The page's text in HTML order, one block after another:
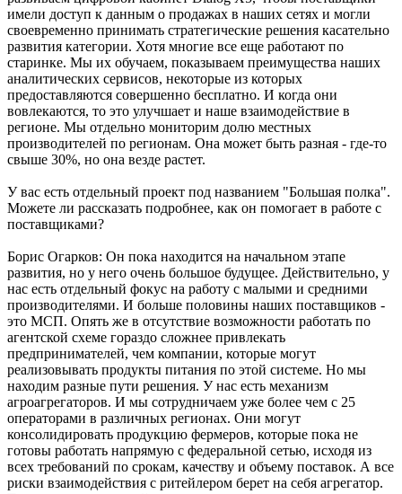
имели доступ к данным о продажах в наших сетях и могли
своевременно принимать стратегические решения касательно
развития категории. Хотя многие все еще работают по
старинке. Мы их обучаем, показываем преимущества наших
аналитических сервисов, некоторые из которых
предоставляются совершенно бесплатно. И когда они
вовлекаются, то это улучшает и наше взаимодействие в
регионе. Мы отдельно мониторим долю местных
производителей по регионам. Она может быть разная - где-то
свыше 30%, но она везде растет.
У вас есть отдельный проект под названием "Большая полка".
Можете ли рассказать подробнее, как он помогает в работе с
поставщиками?
Борис Огарков: Он пока находится на начальном этапе
развития, но у него очень большое будущее. Действительно, у
нас есть отдельный фокус на работу с малыми и средними
производителями. И больше половины наших поставщиков -
это МСП. Опять же в отсутствие возможности работать по
агентской схеме гораздо сложнее привлекать
предпринимателей, чем компании, которые могут
реализовывать продукты питания по этой системе. Но мы
находим разные пути решения. У нас есть механизм
агроагрегаторов. И мы сотрудничаем уже более чем с 25
операторами в различных регионах. Они могут
консолидировать продукцию фермеров, которые пока не
готовы работать напрямую с федеральной сетью, исходя из
всех требований по срокам, качеству и объему поставок. А все
риски взаимодействия с ритейлером берет на себя агрегатор.